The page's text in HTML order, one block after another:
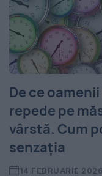
De ce
repede pe
vârstă. Cum
senzația
14 FEBRUARIE 2026